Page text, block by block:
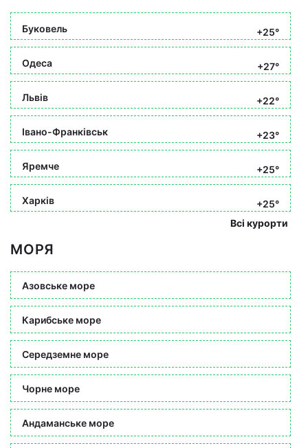
Буковель +25°
Одеса +27°
Львів +22°
Івано-Франківськ +23°
Яремче +25°
Харків
+25°
Всі курорти
МОРЯ
Азовське море
Карибське море
Середземне море
Чорне море
Андаманське море